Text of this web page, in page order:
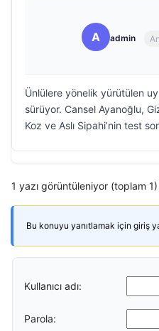
A admin
Ünlülere yönelik yürütülen
sürüyor. Cansel Ayanoğlu,
Koz ve Aslı Sipahi’nin test
1 yazı görüntüleniyor (toplam 1)
Bu konuyu yanıtlamak için giriş
Kullanıcı adı:
Parola: